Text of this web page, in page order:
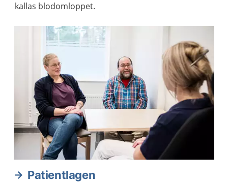
kallas blodomloppet.
Patientlagen